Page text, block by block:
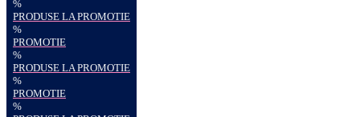
%
PRODUSE LA PROMOTIE
%
PROMOTIE
%
PRODUSE LA PROMOTIE
%
PROMOTIE
%